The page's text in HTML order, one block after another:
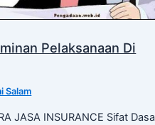
Pelaksanaan Di
Salam
JASA INSURANCE Sifat